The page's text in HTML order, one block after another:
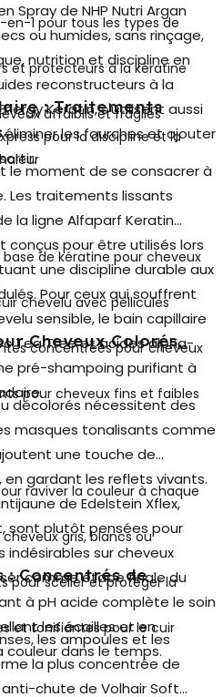
Spray de NHP Nutri Argan
ou humides, sans rinçage,
nutrition et discipline en
reconstructeurs à la
Keratin, s'utilisent aussi
les fourches et ajouter
1 pour tous les types de
et protecteurs à la kératine
affaiblis et fragiles
pour la discipline et la
: Traitements
le moment de se consacrer à
Les traitements lissants
la ligne Alfaparf Keratin
conçus pour être utilisés lors
une discipline durable aux
Pour ceux qui souffrent
sensible, le bain capillaire
Tea Tree et acides alpha-
pré-shampoing purifiant à
de kératine pour cheveux
chevelu avec pellicules
concentrées pour cheveux
pour cheveux fins et faibles
Cheveux Colorés,
décolorés nécessitent des
masques tonalisants comme
une touche de
gardant les reflets vivants.
de Edelstein Xflex,
sont plutôt pensées pour
sur cheveux
comme étape finale du
à pH acide complète le soin
les écailles et en
dans le temps.
raviver la couleur à chaque
gris, blancs ou
pour sceller et protéger la
et tonifiantes pour le cuir
: Concentrés de
les ampoules et les
la plus concentrée de
chute de Volhair Soft